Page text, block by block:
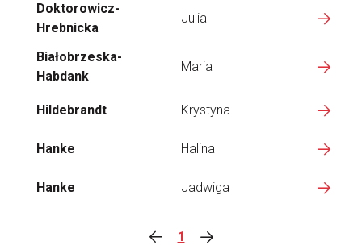
Doktorowicz-
Hrebnicka
Julia
Białobrzeska-
Habdank
Maria
Hildebrandt Krystyna
Hanke Halina
Hanke Jadwiga
1